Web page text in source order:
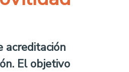
acreditación
El objetivo